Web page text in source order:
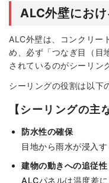
ALC外壁にお
ALC外壁は、コンクリー
め、必ず「つなぎ目（目
されているのがシーリン
シーリングの役割は以下
【シーリングの主
防水性の確保
目地から雨水が浸入す
建物の動きへの追従性
ALCパネルは温度差